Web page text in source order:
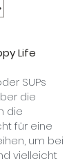
Life
SUPs
die
die
für eine
um bei
vielleicht